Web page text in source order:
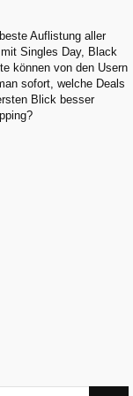
Auflistung aller
Singles Day, Black
können von den Usern
sofort, welche Deals
Blick besser